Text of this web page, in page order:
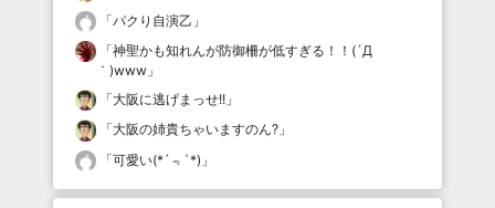
「パクり自演乙 」
「神聖かも知れんが防御柵が低すぎる！！(´Д
｀)www 」
「大阪に逃げまっせ!! 」
「大阪の姉貴ちゃいますのん? 」
「可愛い(*´﹃`*) 」